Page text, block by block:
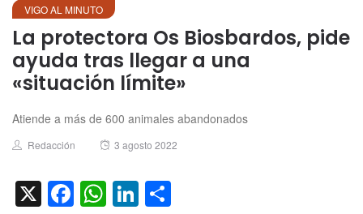
VIGO AL MINUTO
La protectora Os Biosbardos, pide
ayuda tras llegar a una
«situación límite»
Atiende a más de 600 animales abandonados
Author
Redacción
Posted
3 agosto 2022
X Facebook
WhatsApp
LinkedIn